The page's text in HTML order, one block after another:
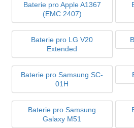
Baterie pro Apple A1367
(EMC 2407)
Baterie pro LG V20
Extended
Baterie pro Samsung SC-
01H
Baterie pro Samsung
Galaxy M51